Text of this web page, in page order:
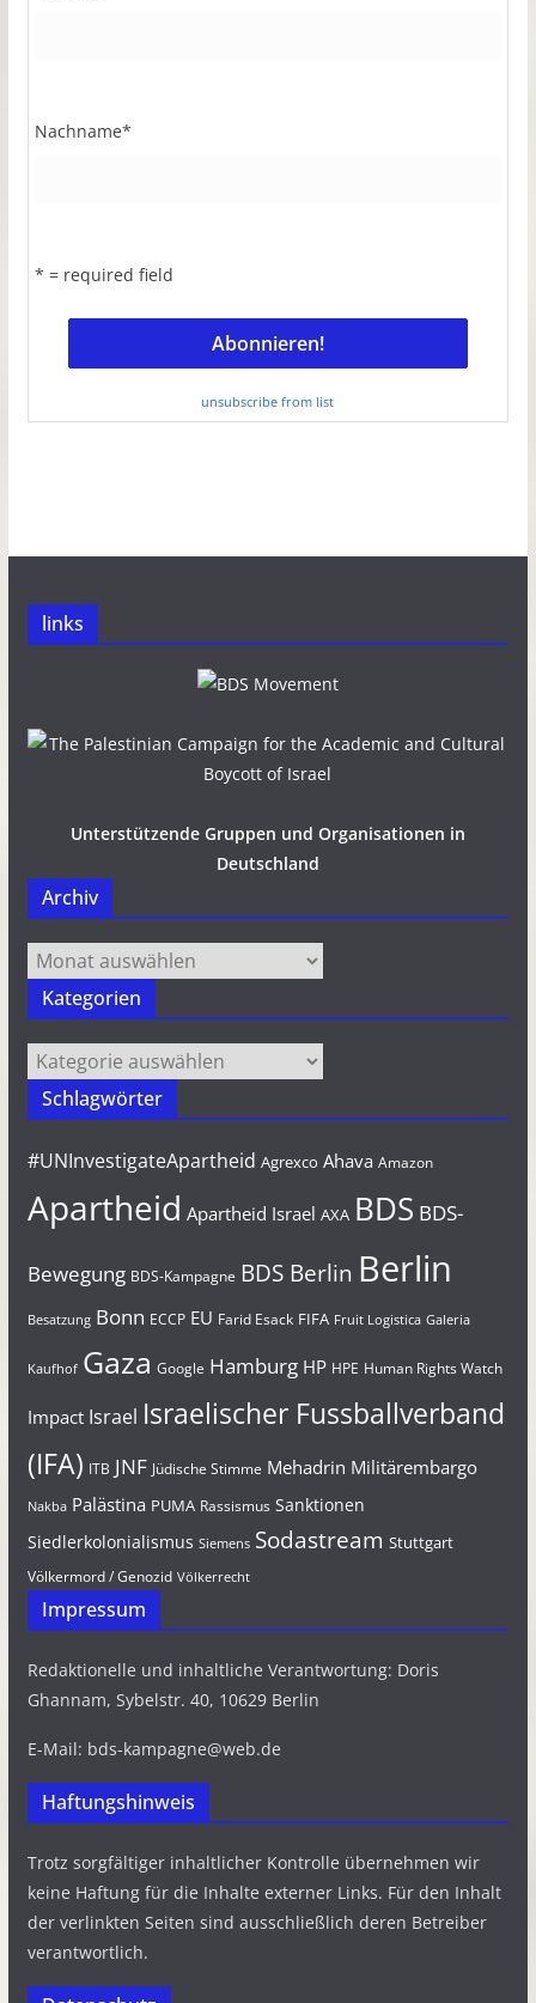
Nachname*
* = required field
unsubscribe from list
links
Unterstützende Gruppen und Organisationen in
Deutschland
Archiv
Archiv
Kategorien
Kategorien
Schlagwörter
#UNInvestigateApartheid Agrexco Ahava Amazon
Apartheid Apartheid Israel AXA BDS BDS-
Bewegung BDS-Kampagne BDS Berlin Berlin
Besatzung Bonn ECCP EU Farid Esack FIFA Fruit Logistica Galeria
Kaufhof Gaza Google Hamburg HP HPE Human Rights Watch
Impact Israel Israelischer Fussballverband
(IFA) ITB JNF Jüdische Stimme Mehadrin Militärembargo
Nakba Palästina PUMA Rassismus Sanktionen
Siedlerkolonialismus Siemens Sodastream Stuttgart
Völkermord / Genozid Völkerrecht
Impressum
Redaktionelle und inhaltliche Verantwortung: Doris
Ghannam, Sybelstr. 40, 10629 Berlin
E-Mail: bds-kampagne@web.de
Haftungshinweis
Trotz sorgfältiger inhaltlicher Kontrolle übernehmen wir
keine Haftung für die Inhalte externer Links. Für den Inhalt
der verlinkten Seiten sind ausschließlich deren Betreiber
verantwortlich.